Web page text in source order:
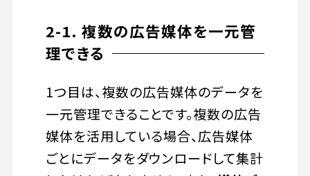
2-1. 複数の広告媒体を一元管
理できる
1つ目は、複数の広告媒体のデータを
一元管理できることです。複数の広告
媒体を活用している場合、広告媒体
ごとにデータをダウンロードして集計